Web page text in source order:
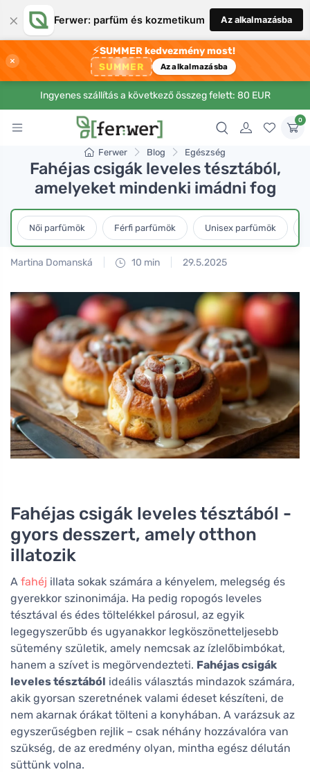
× Ferwer: parfüm és kozmetikum Az alkalmazásba
×
⚡SUMMER kedvezmény most!
SUMMER Az alkalmazásba
Ingyenes szállítás a következő összeg felett: 80 EUR
0
Ferwer Blog Egészség
Fahéjas csigák leveles tésztából,
amelyeket mindenki imádni fog
Női parfümök Férfi parfümök Unisex parfümök
Martina Domanská 10 min 29.5.2025
Fahéjas csigák leveles tésztából -
gyors desszert, amely otthon
illatozik
A fahéj illata sokak számára a kényelem, melegség és
gyerekkor szinonimája. Ha pedig ropogós leveles
tésztával és édes töltelékkel párosul, az egyik
legegyszerűbb és ugyanakkor legköszönetteljesebb
sütemény születik, amely nemcsak az ízlelőbimbókat,
hanem a szívet is megörvendezteti. Fahéjas csigák
leveles tésztából ideális választás mindazok számára,
akik gyorsan szeretnének valami édeset készíteni, de
nem akarnak órákat tölteni a konyhában. A varázsuk az
egyszerűségben rejlik – csak néhány hozzávalóra van
szükség, de az eredmény olyan, mintha egész délután
süttünk volna.